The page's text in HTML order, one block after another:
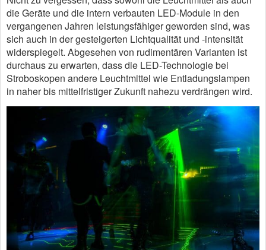
die Geräte und die intern verbauten LED-Module in den
vergangenen Jahren leistungsfähiger geworden sind, was
sich auch in der gesteigerten Lichtqualität und -intensität
widerspiegelt. Abgesehen von rudimentären Varianten ist
durchaus zu erwarten, dass die LED-Technologie bei
Stroboskopen andere Leuchtmittel wie Entladungslampen
in naher bis mittelfristiger Zukunft nahezu verdrängen wird.